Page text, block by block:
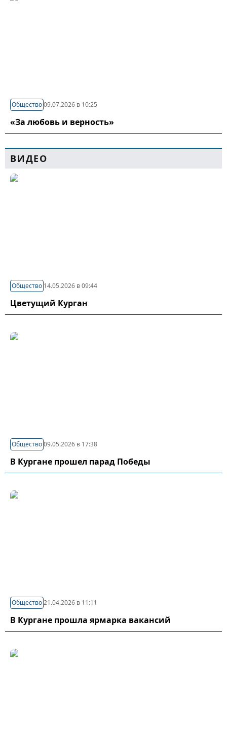
Общество09.07.2026 в 10:25
«За любовь и верность»
ВИДЕО
Общество 14.05.2026 в 09:44
Цветущий Курган
Общество09.05.2026 в 17:38
В Кургане прошел парад Победы
Общество21.04.2026 в 11:11
В Кургане прошла ярмарка вакансий